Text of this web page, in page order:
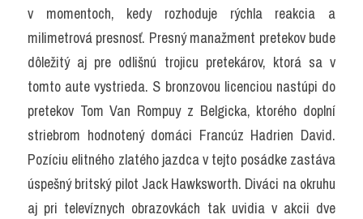
v momentoch, kedy rozhoduje rýchla reakcia a
milimetrová presnosť. Presný manažment pretekov bude
dôležitý aj pre odlišnú trojicu pretekárov, ktorá sa v
tomto aute vystrieda. S bronzovou licenciou nastúpi do
pretekov Tom Van Rompuy z Belgicka, ktorého doplní
striebrom hodnotený domáci Francúz Hadrien David.
Pozíciu elitného zlatého jazdca v tejto posádke zastáva
úspešný britský pilot Jack Hawksworth. Diváci na okruhu
aj pri televíznych obrazovkách tak uvidia v akcii dve